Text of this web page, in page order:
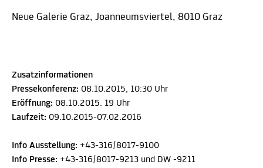
Neue Galerie Graz, Joanneumsviertel, 8010 Graz
Zusatzinformationen
Pressekonferenz: 08.10.2015, 10:30 Uhr
Eröffnung: 08.10.2015. 19 Uhr
Laufzeit: 09.10.2015-07.02.2016
Info Ausstellung: +43-316/8017-9100
Info Presse: +43-316/8017-9213 und DW -9211